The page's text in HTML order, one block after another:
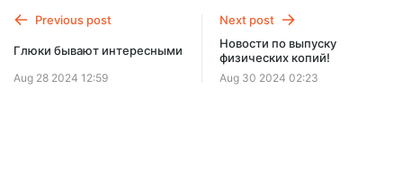
Previous post
Глюки бывают интересными
Aug 28 2024 12:59
Next post
Новости по выпуску
физических копий!
Aug 30 2024 02:23